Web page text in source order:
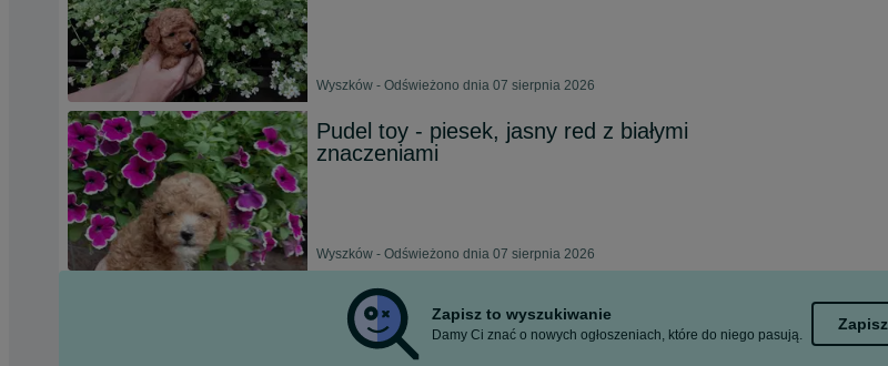
Wyszków - Odświeżono dnia 07 sierpnia 2026
Pudel toy - piesek, jasny red z białymi
znaczeniami
Wyszków - Odświeżono dnia 07 sierpnia 2026
Zapisz to wyszukiwanie
Damy Ci znać o nowych ogłoszeniach, które do niego pasują.
Zapisz